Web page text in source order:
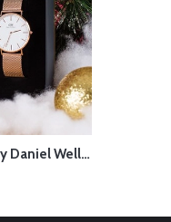
XEM NHANH
Chụp ảnh đồng hồ đeo tay Daniel Wellington concept Giáng sinh trong studio Hà Nội